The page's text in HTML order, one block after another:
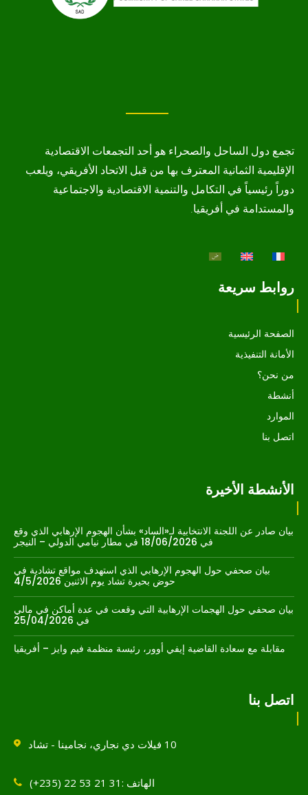
تجمع دول الساحل والصحراء هو أحد التجمعات الاقتصادية
الإقليمية الثمانية المعترف بها من قبل الاتحاد الأفريقي، ويلعب
دوراً رئيسياً في التكامل والتنمية الاقتصادية والاجتماعية
والمستدامة في أفريقيا.
روابط سريعة
الصفحة الرئيسية
الأمانة التنفيذية
من نحن؟
أنشطة
الموارد
اتصل بنا
الأنشطة الأخيرة
بيان صادر عن اللجنة الانتخابية لـ«الساد» بشأن الهجوم الإرهابي الذي وقع
في 18/06/2026 في مطار نيامي الدولي – النيجر
بيان صحفي حول الهجوم الإرهابي الذي استهدف مواقع تشادية في
حوض بحيرة تشاد يوم الاثنين 4/5/2026
بيان صحفي حول الهجمات الإرهابية التي وقعت في عدة أماكن في مالي
في 25/04/2026
مقابلة مع سعادة القاضية إيفي أوور، رئيسة منظمة فيم وايز – أفريقيا
اتصل بنا
10 فيلات دي نجاري، نجامينا - تشاد
الهاتف :31 21 53 22 (235+)